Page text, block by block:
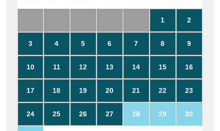
1 2
3 4 5 6 7 8 9
10 11 12 13 14 15 16
17 18 19 20 21 22 23
24 25 26 27 28 29 30